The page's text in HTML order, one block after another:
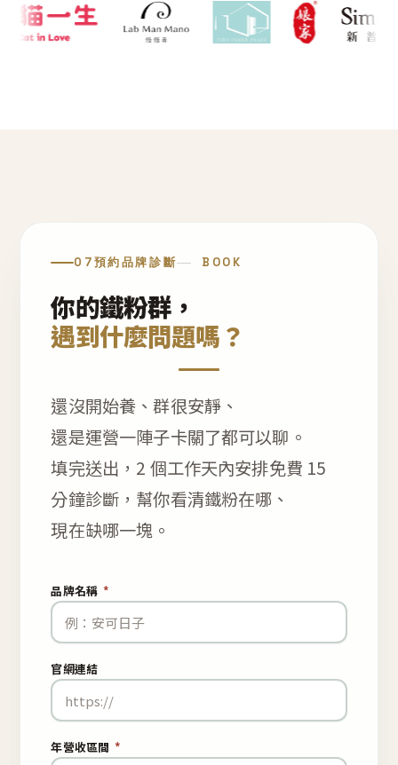
07預約品牌診斷 BOOK
你的鐵粉群，
遇到什麼問題嗎？
還沒開始養、群很安靜、
還是運營一陣子卡關了都可以聊。
填完送出，2 個工作天內安排免費 15
分鐘診斷，幫你看清鐵粉在哪、
現在缺哪一塊。
品牌名稱 *
官網連結
年營收區間 *